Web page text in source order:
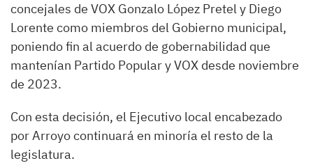
concejales de VOX Gonzalo López Pretel y Diego
Lorente como miembros del Gobierno municipal,
poniendo fin al acuerdo de gobernabilidad que
mantenían Partido Popular y VOX desde noviembre
de 2023.
Con esta decisión, el Ejecutivo local encabezado
por Arroyo continuará en minoría el resto de la
legislatura.